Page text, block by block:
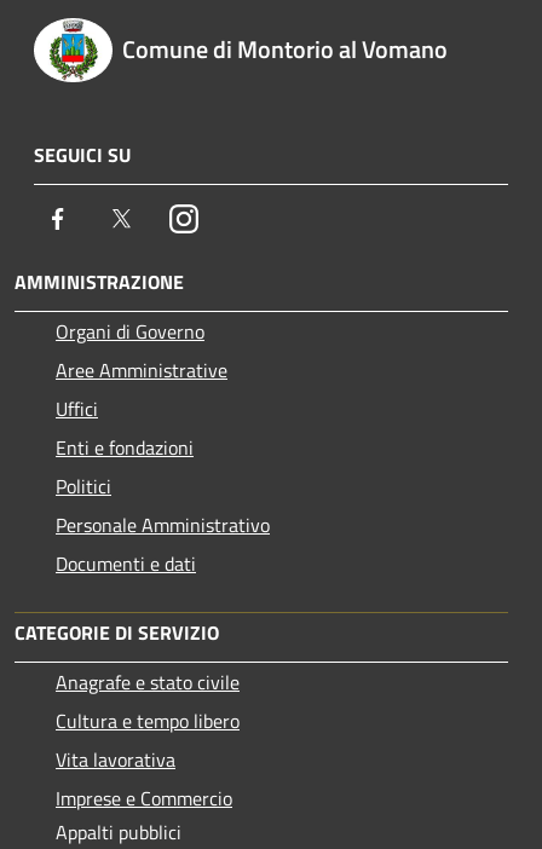
Comune di Montorio al Vomano
SEGUICI SU
Facebook TwitterInstagram
AMMINISTRAZIONE
Organi di Governo
Aree Amministrative
Uffici
Enti e fondazioni
Politici
Personale Amministrativo
Documenti e dati
CATEGORIE DI SERVIZIO
Anagrafe e stato civile
Cultura e tempo libero
Vita lavorativa
Imprese e Commercio
Appalti pubblici